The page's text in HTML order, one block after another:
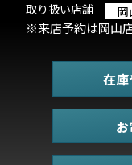
取り扱い店舗
※来店予約は岡山
在